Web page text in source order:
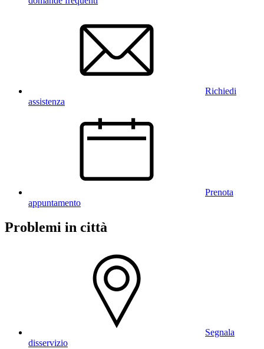
Richiedi
assistenza
Prenota
appuntamento
Problemi in città
Segnala
disservizio